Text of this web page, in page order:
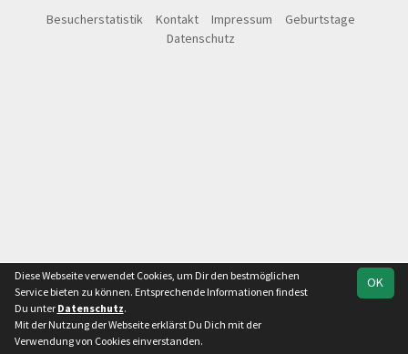
Team Kreisliga Staffel D
Besucherstatistik Kontakt Impressum
Geburtstage
Datenschutz
OK
Diese Webseite verwendet Cookies, um Dir den bestmöglichen
Service bieten zu können. Entsprechende Informationen findest
Du unter Datenschutz.
Mit der Nutzung der Webseite erklärst Du Dich mit der
Verwendung von Cookies einverstanden.